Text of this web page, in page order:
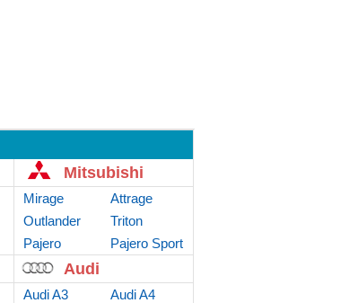
Mitsubishi
Mirage
Attrage
Outlander
Sport
Triton
Pajero
Pajero Sport
Audi
Audi A3
Audi A4